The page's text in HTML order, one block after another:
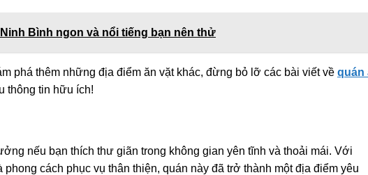
Bình ngon và nổi tiếng bạn nên thử
phá thêm những địa điểm ăn vặt khác, đừng bỏ lỡ các bài viết về quán
thông tin hữu ích!
nếu bạn thích thư giãn trong không gian yên tĩnh và thoải mái. Với
phong cách phục vụ thân thiện, quán này đã trở thành một địa điểm yêu